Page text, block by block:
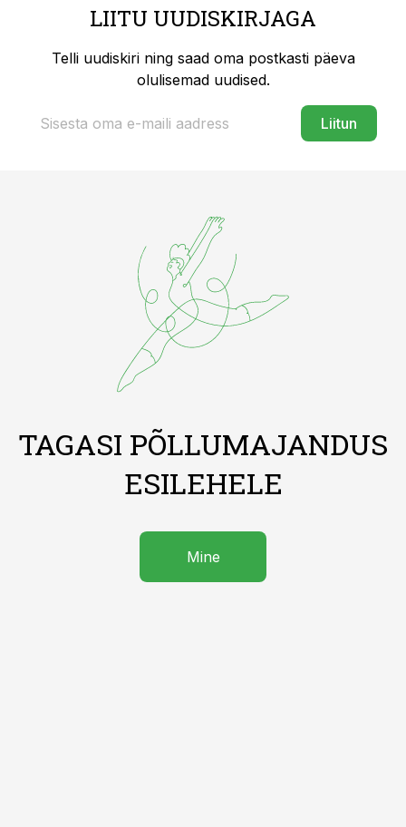
LIITU UUDISKIRJAGA
Telli uudiskiri ning saad oma postkasti päeva
olulisemad uudised.
Liitun
TAGASI PÕLLUMAJANDUS
ESILEHELE
Mine